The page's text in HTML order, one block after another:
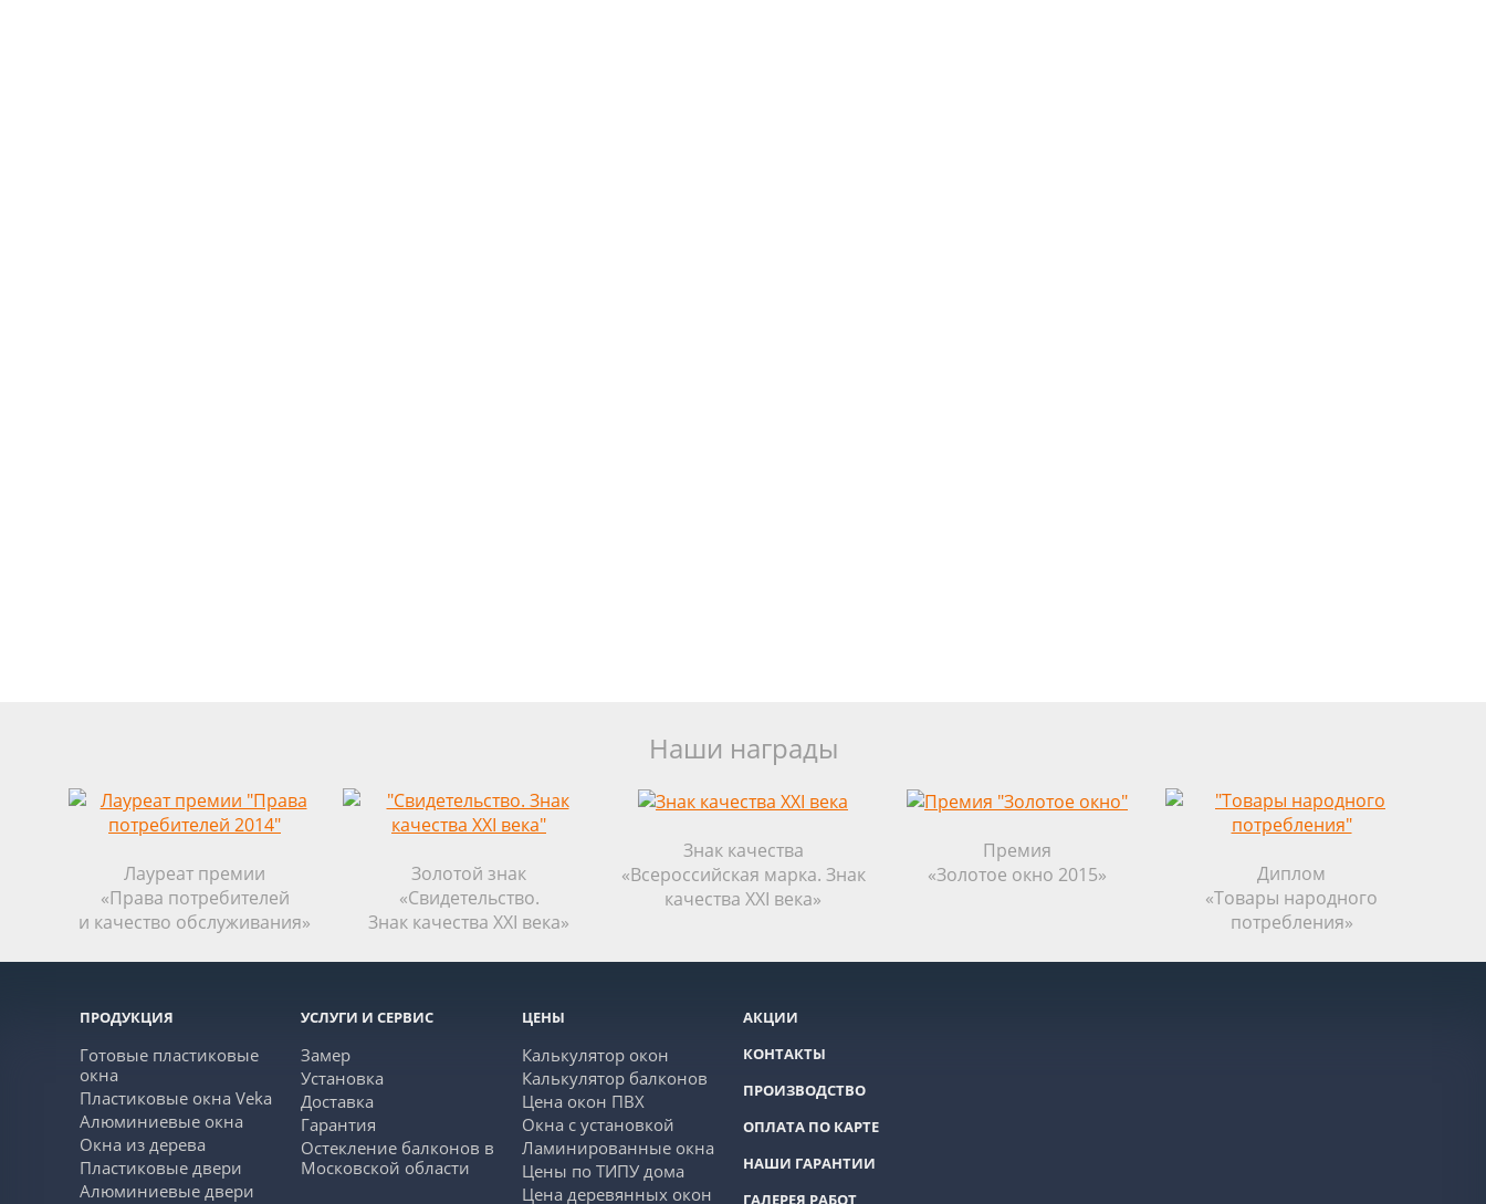
Наши награды
Лауреат премии
«Права потребителей
и качество обслуживания»
Золотой знак
«Свидетельство.
Знак качества XXI века»
Знак качества
«Всероссийская марка. Знак
качества XXI века»
Премия
«Золотое окно 2015»
Диплом
«Товары народного
потребления»
ПРОДУКЦИЯ
Готовые пластиковые
окна
Пластиковые окна Veka
Алюминиевые окна
Окна из дерева
Пластиковые двери
Алюминиевые двери
УСЛУГИ И СЕРВИС
Замер
Установка
Доставка
Гарантия
Остекление балконов в
Московской области
ЦЕНЫ
Калькулятор окон
Калькулятор балконов
Цена окон ПВХ
Окна с установкой
Ламинированные окна
Цены по ТИПУ дома
Цена деревянных окон
АКЦИИ
КОНТАКТЫ
ПРОИЗВОДСТВО
ОПЛАТА ПО КАРТЕ
НАШИ ГАРАНТИИ
ГАЛЕРЕЯ РАБОТ